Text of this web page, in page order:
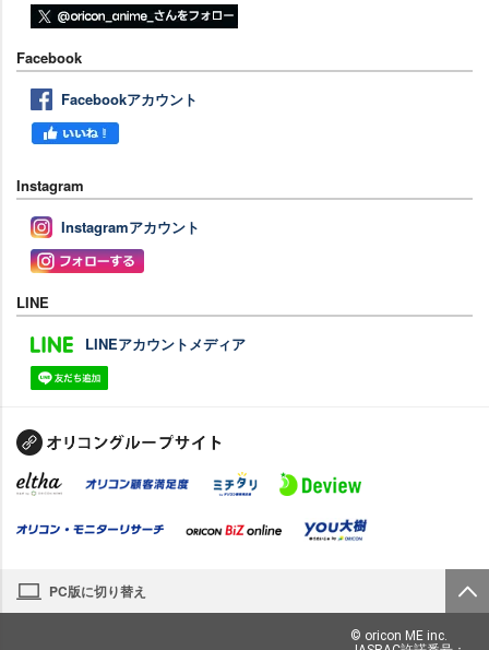
Facebook
Facebookアカウント
Instagram
Instagramアカウント
LINE
LINEアカウントメディア
PC版に切り替え
© oricon ME inc.